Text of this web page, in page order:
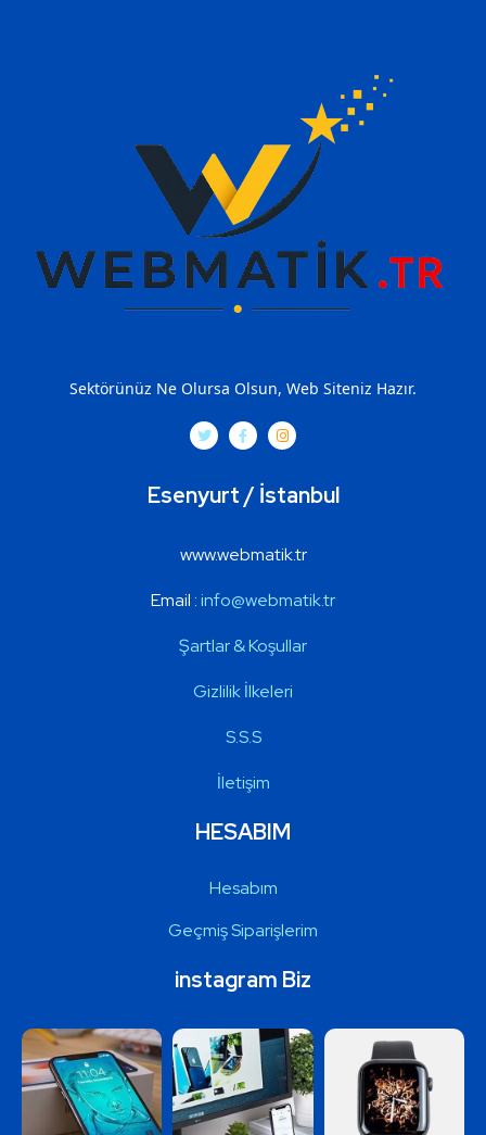
Sektörünüz Ne Olursa Olsun, Web Siteniz Hazır.
Esenyurt / İstanbul
www.webmatik.tr
Email :info@webmatik.tr
Şartlar & Koşullar
Gizlilik İlkeleri
S.S.S
İletişim
HESABIM
Hesabım
Geçmiş Siparişlerim
instagram Biz